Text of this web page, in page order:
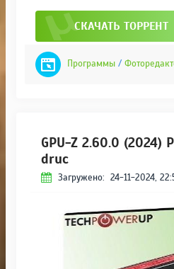
СКАЧАТЬ ТОРРЕНТ
Программы /
GPU-Z 2.60.0 (2024)
druc
Загружено: 24-11-2024,